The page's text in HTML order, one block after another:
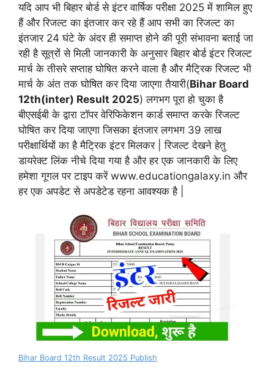
यदि आप भी बिहार बोर्ड से इंटर वार्षिक परीक्षा 2025 में शामिल हुए
हैं और रिजल्ट का इंतजार कर रहे हैं आप सभी का रिजल्ट का
इंतजार 24 घंटे के अंदर ही समाप्त होने की पूरी संभावना बताई जा
रही है सूत्रों से मिली जानकारी के अनुसार बिहार बोर्ड इंटर रिजल्ट
मार्च के तीसरे सप्ताह घोषित करने वाला है और मैट्रिक रिजल्ट भी
मार्च के अंत तक घोषित कर दिया जाएगा तैयारी(Bihar Board
12th(inter) Result 2025) लगभग पूरा हो चुका है
बीएसईबी के द्वारा टॉपर वेरिफिकेशन कार्ड समाप्त करके रिजल्ट
घोषित कर दिया जाएगा जिसका इंतजार लगभग 39 लाख
परीक्षार्थियों का है मैट्रिक इंटर मिलकर | रिजल्ट देखने हेतु
डायरेक्ट लिंक नीचे दिया गया है और हर एक जानकारी के लिए
हमेशा गूगल पर टाइप करें www.educationgalaxy.in और
हर एक अपडेट से अपडेटेड रहना आवश्यक है |
Bihar Board 12th Result 2025 Publish